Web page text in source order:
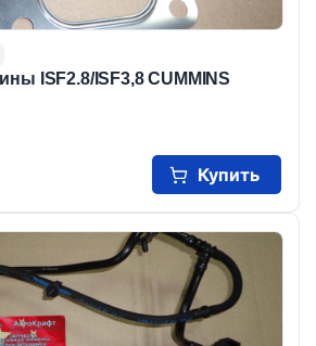
ISF2.8/ISF3,8 CUMMINS
Купить